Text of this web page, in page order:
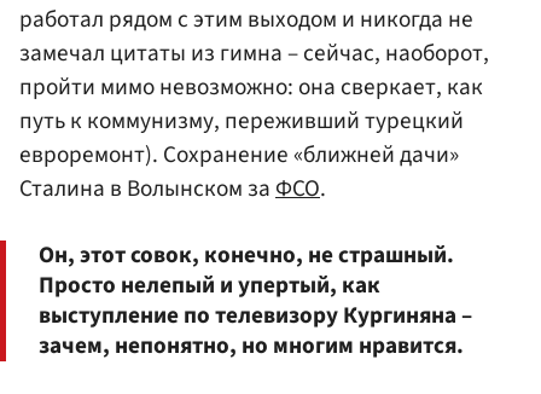
работал рядом с этим выходом и никогда не
замечал цитаты из гимна – сейчас, наоборот,
пройти мимо невозможно: она сверкает, как
путь к коммунизму, переживший турецкий
евроремонт). Сохранение «ближней дачи»
Сталина в Волынском заФСО.
Он, этот совок, конечно, не страшный.
Просто нелепый и упертый, как
выступление по телевизору Кургиняна –
зачем, непонятно, но многим нравится.